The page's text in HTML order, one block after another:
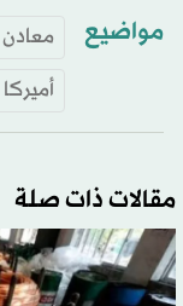
مواضيع معادن
أميركا
مقالات ذات صلة